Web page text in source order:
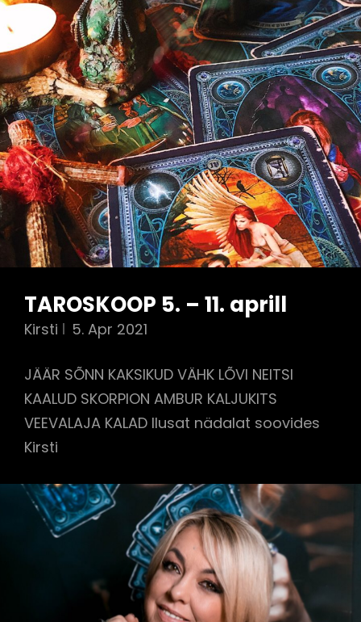
Liiga.
TAROSKOOP 5. – 11. aprill
Kirsti 5. Apr 2021
JÄÄR SÕNN KAKSIKUD VÄHK LÕVI NEITSI
KAALUD SKORPION AMBUR KALJUKITS
VEEVALAJA KALAD Ilusat nädalat soovides
Kirsti